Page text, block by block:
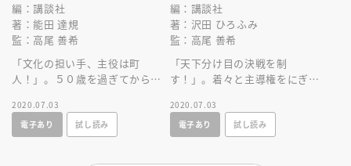
編：講談社
著：能田 達規
監：高尾 善希
「文化の担い手、主役は町
人！」。５０歳を過ぎてから天
し精密な地図をつくった伊能忠
敬とは？
2020.07.03
電子あり
試し読み
編：講談社
著：沢田 ひろふみ
監：高尾 善希
「天下分け目の決戦を制
す！」。着々と主導権をにぎる
石田三成。ついに一大決戦がは
じまる！
2020.07.03
電子あり
試し読み